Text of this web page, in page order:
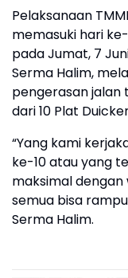
Pelaksanaan
memasuki hari
pada Jumat, 7
Serma Halim,
pengerasan jalan
dari 10 Plat
“Yang kami
ke-10 atau yang
maksimal
semua bisa
Serma Halim.